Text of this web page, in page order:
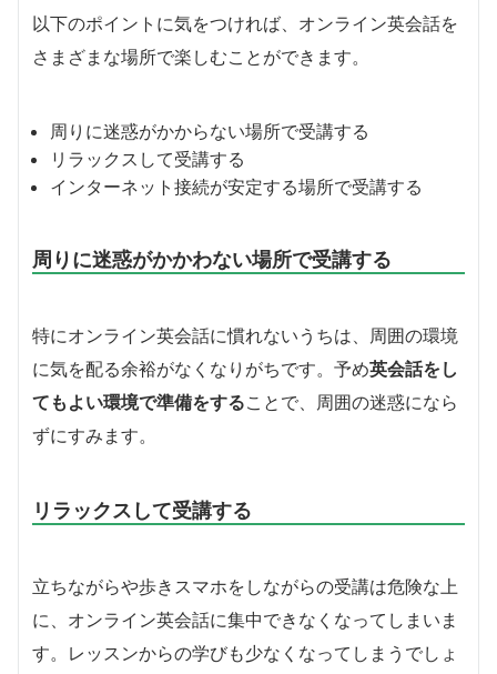
以下のポイントに気をつければ、オンライン英会話を
さまざまな場所で楽しむことができます。
周りに迷惑がかからない場所で受講する
リラックスして受講する
インターネット接続が安定する場所で受講する
周りに迷惑がかかわない場所で受講する
特にオンライン英会話に慣れないうちは、周囲の環境
に気を配る余裕がなくなりがちです。予め英会話をし
てもよい環境で準備をすることで、周囲の迷惑になら
ずにすみます。
リラックスして受講する
立ちながらや歩きスマホをしながらの受講は危険な上
に、オンライン英会話に集中できなくなってしまいま
す。レッスンからの学びも少なくなってしまうでしょ